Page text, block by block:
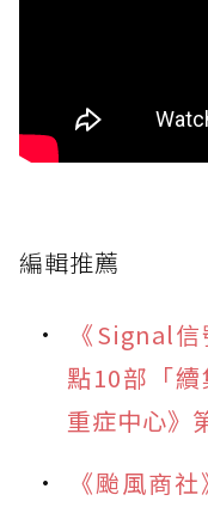
編輯推薦
《Signal
點10部「
重症中心》
《颱風商